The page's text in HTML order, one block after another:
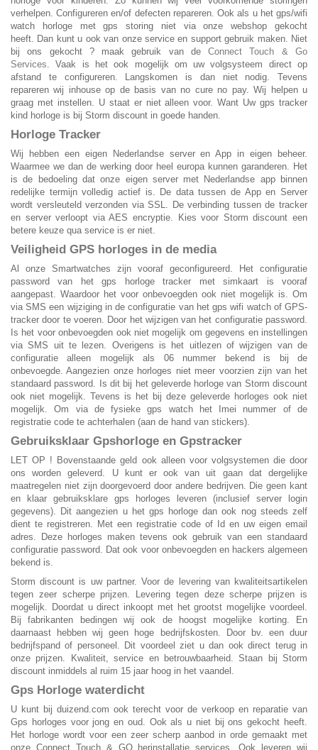
verhelpen. Configureren en/of defecten repareren. Ook als u het gps/wifi
watch horloge met gps storing niet via onze webshop gekocht
heeft. Dan kunt u ook van onze service en support gebruik maken. Niet
bij ons gekocht ? maak gebruik van deConnect Touch & Go
Services . Vaak is het ook mogelijk om uw volgsysteem direct op
afstand te configureren. Langskomen is dan niet nodig. Tevens
repareren wij inhouse op de basis van no cure no pay. Wij helpen u
graag met instellen. U staat er niet alleen voor. Want Uw gps tracker
kind horloge is bij Storm discount in goede handen.
Horloge Tracker
Wij hebben een eigen Nederlandse server en App in eigen beheer.
Waarmee we dan de werking door heel europa kunnen garanderen. Het
is de bedoeling dat onze eigen server met Nederlandse app binnen
redelijke termijn volledig actief is. De data tussen de App en Server
wordt versleuteld verzonden via SSL. De verbinding tussen de tracker
en server verloopt via AES encryptie. Kies voor Storm discount een
betere keuze qua service is er niet.
Veiligheid GPS horloges in de media
Al onze Smartwatches zijn vooraf geconfigureerd. Het configuratie
password van het gps horloge tracker met simkaart is vooraf
aangepast. Waardoor het voor onbevoegden ook niet mogelijk is. Om
via SMS een wijziging in de configuratie van het gps wifi watch of GPS-
tracker door te voeren. Door het wijzigen van het configuratie password.
Is het voor onbevoegden ook niet mogelijk om gegevens en instellingen
via SMS uit te lezen. Overigens is het uitlezen of wijzigen van de
configuratie alleen mogelijk als 06 nummer bekend is bij de
onbevoegde. Aangezien onze horloges niet meer voorzien zijn van het
standaard password. Is dit bij het geleverde horloge van Storm discount
ook niet mogelijk. Tevens is het bij deze geleverde horloges ook niet
mogelijk. Om via de fysieke gps watch het Imei nummer of de
registratie code te achterhalen (aan de hand van stickers).
Gebruiksklaar Gpshorloge en Gpstracker
LET OP ! Bovenstaande geld ook alleen voor volgsystemen die door
ons worden geleverd. U kunt er ook van uit gaan dat dergelijke
maatregelen niet zijn doorgevoerd door andere bedrijven. Die geen kant
en klaar gebruiksklare gps horloges leveren (inclusief server login
gegevens). Dit aangezien u het gps horloge dan ook nog steeds zelf
dient te registreren. Met een registratie code of Id en uw eigen email
adres. Deze horloges maken tevens ook gebruik van een standaard
configuratie password. Dat ook voor onbevoegden en hackers algemeen
bekend is.
Storm discount is uw partner. Voor de levering van kwaliteitsartikelen
tegen zeer scherpe prijzen. Levering tegen deze scherpe prijzen is
mogelijk. Doordat u direct inkoopt met het grootst mogelijke voordeel.
Bij fabrikanten bedingen wij ook de hoogst mogelijke korting. En
daarnaast hebben wij geen hoge bedrijfskosten. Door bv. een duur
bedrijfspand of personeel. Dit voordeel ziet u dan ook direct terug in
onze prijzen. Kwaliteit, service en betrouwbaarheid. Staan bij Storm
discount inmiddels al ruim 15 jaar hoog in het vaandel.
Gps Horloge waterdicht
U kunt bij duizend.com ook terecht voor de verkoop en reparatie van
Gps horloges voor jong en oud. Ook als u niet bij ons gekocht heeft.
Het horloge wordt voor een zeer scherp aanbod in orde gemaakt met
onze Connect Touch & GO herinstallatie services. Ook leveren wij